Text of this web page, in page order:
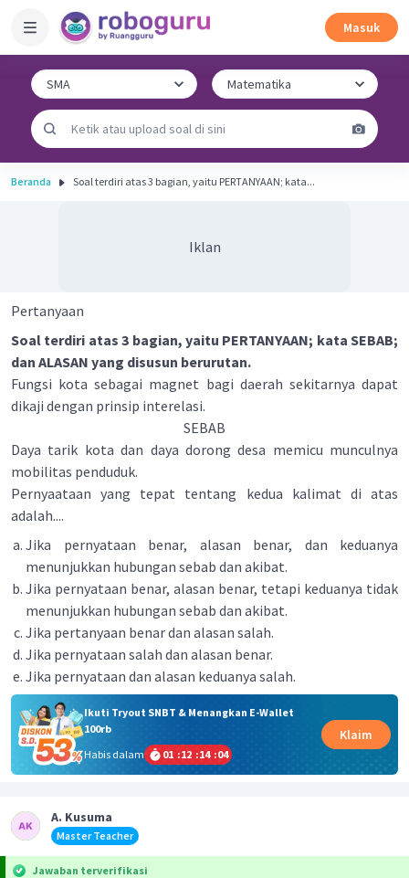
Masuk
Beranda Soal terdiri atas 3 bagian, yaitu PERTANYAAN; kata...
Iklan
Pertanyaan
Soal terdiri atas 3 bagian, yaitu PERTANYAAN; kata SEBAB;
dan ALASAN yang disusun berurutan.
Fungsi kota sebagai magnet bagi daerah sekitarnya dapat
dikaji dengan prinsip interelasi.
SEBAB
Daya tarik kota dan daya dorong desa memicu munculnya
mobilitas penduduk.
Pernyaataan yang tepat tentang kedua kalimat di atas
adalah....
Jika pernyataan benar, alasan benar, dan keduanya
menunjukkan hubungan sebab dan akibat.
Jika pernyataan benar, alasan benar, tetapi keduanya tidak
menunjukkan hubungan sebab dan akibat.
Jika pertanyaan benar dan alasan salah.
Jika pernyataan salah dan alasan benar.
Jika pernyataan dan alasan keduanya salah.
Ikuti Tryout SNBT & Menangkan E-Wallet
100rb
Habis dalam
01 :12 :14 :03
Klaim
A. Kusuma
Master Teacher
Jawaban terverifikasi